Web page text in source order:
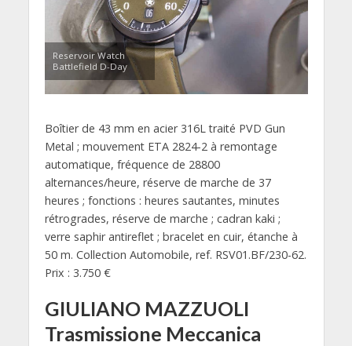
Reservoir Watch
Battlefield D-Day
Boîtier de 43 mm en acier 316L traité PVD Gun
Metal ; mouvement ETA 2824-2 à remontage
automatique, fréquence de 28800
alternances/heure, réserve de marche de 37
heures ; fonctions : heures sautantes, minutes
rétrogrades, réserve de marche ; cadran kaki ;
verre saphir antireflet ; bracelet en cuir, étanche à
50 m. Collection Automobile, ref. RSV01.BF/230-62.
Prix : 3.750 €
GIULIANO MAZZUOLI
Trasmissione Meccanica